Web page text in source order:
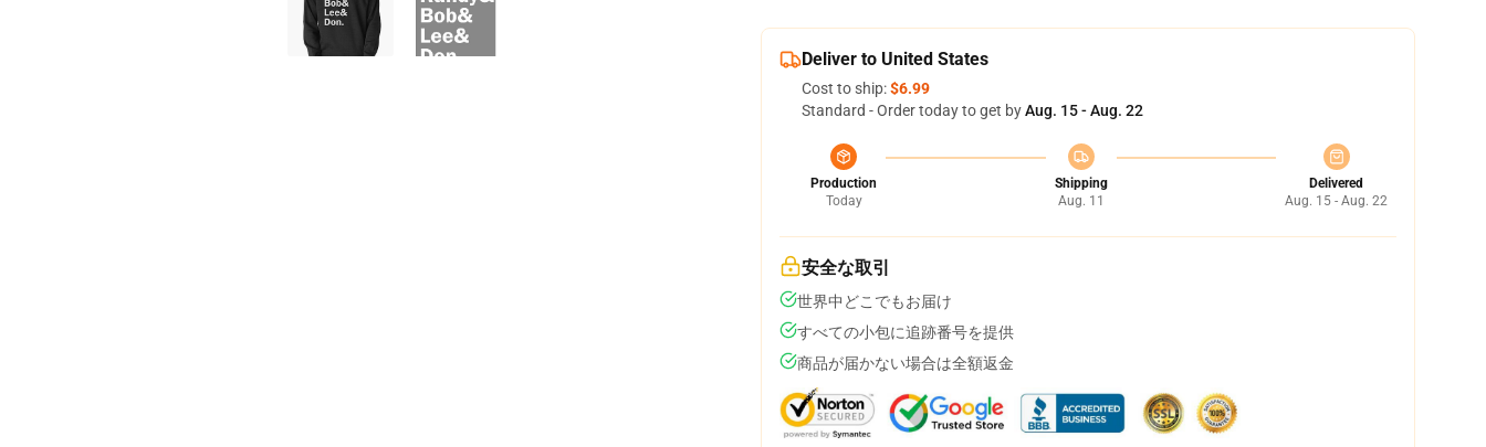
Deliver to United States
Cost to ship:$6.99
Standard - Order today to get byAug. 15 - Aug. 22
Production
Today
Shipping
Aug. 11
Delivered
Aug. 15 - Aug. 22
安全な取引
世界中どこでもお届け
すべての小包に追跡番号を提供
商品が届かない場合は全額返金